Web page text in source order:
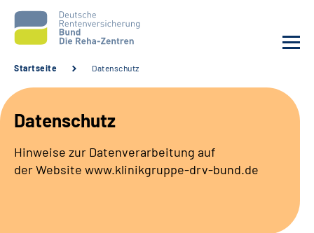
Aktuelles
Unsere Kliniken
Reha von A bis Z
Startseite Datenschutz
Datenschutz
Hinweise zur Datenverarbeitung auf
derWebsite www.klinikgruppe-drv-bund.de